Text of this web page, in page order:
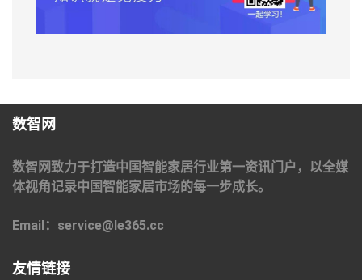
数智网
数智网致力于打造中国智能家居行业第一资讯门户，以全媒
体视角记录中国智能家居市场的每一步成长。
Email：service@le365.cc
友情链接